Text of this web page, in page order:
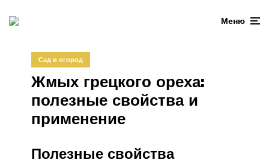
Меню
Сад и огород
Жмых грецкого ореха:
полезные свойства и
применение
Полезные свойства